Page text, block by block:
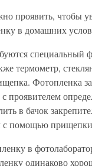
проявить, чтобы
в домашних
специальный
термометр,
Фотопленка
с проявителем
в бачок
с помощью
в
одинаково